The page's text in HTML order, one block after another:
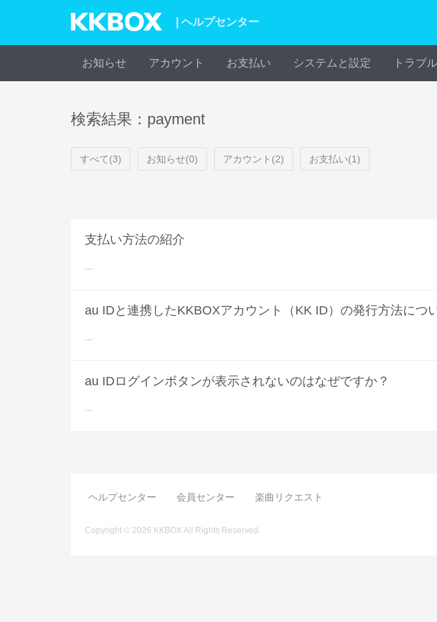
| ヘルプセンター
お知らせ アカウント お支払い システムと設定 トラブ
検索結果：payment
すべて(3) お知らせ(0) アカウント(2) お支払い(1)
支払い方法の紹介
au IDと連携したKKBOXアカウント（KK ID）の発行方法につ
au IDログインボタンが表示されないのはなぜですか？
ヘルプセンター 会員センター 楽曲リクエスト
Copyright © 2026 KKBOX All Rights Reserved.